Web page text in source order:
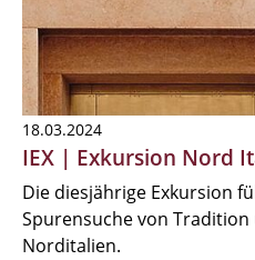
18.03.2024
IEX | Exkursion Nord
Die diesjährige Exkursion
Spurensuche von
Norditalien.